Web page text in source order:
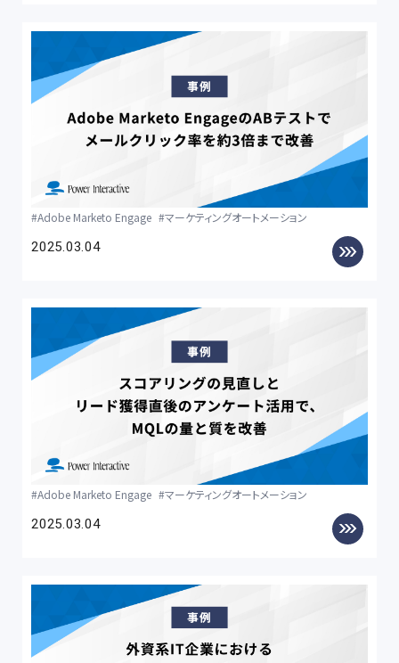
Adobe Marketo Engage マーケティングオートメーション
2025.03.04
Adobe Marketo Engage マーケティングオートメーション
2025.03.04